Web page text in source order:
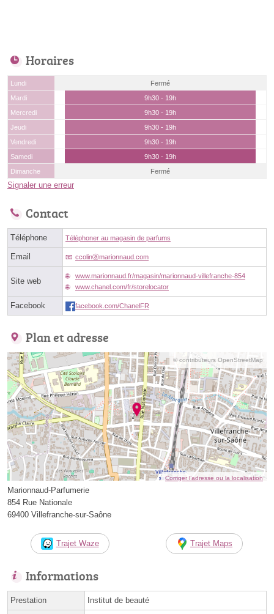
Horaires
Lundi
Fermé
Mardi
9h30 - 19h
Mercredi
9h30 - 19h
Jeudi
9h30 - 19h
Vendredi
9h30 - 19h
Samedi
9h30 - 19h
Dimanche
Fermé
Signaler une erreur
Contact
Téléphone Téléphoner au magasin de parfums
Email ccolinⓐmarionnaud.com
Site web
www.marionnaud.fr/magasin/marionnaud-villefranche-854
www.chanel.com/fr/storelocator
Facebook facebook.com/ChanelFR
Plan et adresse
© contributeurs OpenStreetMap
Corriger l’adresse ou la localisation
Marionnaud-Parfumerie
854 Rue Nationale
69400 Villefranche-sur-Saône
Trajet Waze Trajet Maps
Informations
Prestation Institut de beauté